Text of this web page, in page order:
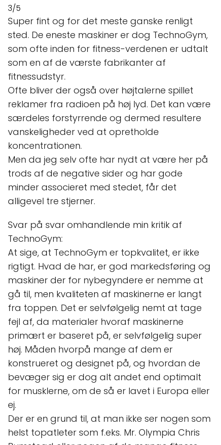
3/5
Super fint og for det meste ganske renligt
sted. De eneste maskiner er dog TechnoGym,
som ofte inden for fitness-verdenen er udtalt
som en af de værste fabrikanter af
fitnessudstyr.
Ofte bliver der også over højtalerne spillet
reklamer fra radioen på høj lyd. Det kan være
særdeles forstyrrende og dermed resultere
vanskeligheder ved at opretholde
koncentrationen.
Men da jeg selv ofte har nydt at være her på
trods af de negative sider og har gode
minder associeret med stedet, får det
alligevel tre stjerner.
Svar på svar omhandlende min kritik af
TechnoGym:
At sige, at TechnoGym er topkvalitet, er ikke
rigtigt. Hvad de har, er god markedsføring og
maskiner der for nybegyndere er nemme at
gå til, men kvaliteten af maskinerne er langt
fra toppen. Det er selvfølgelig nemt at tage
fejl af, da materialer hvoraf maskinerne
primært er baseret på, er selvfølgelig super
høj. Måden hvorpå mange af dem er
konstrueret og designet på, og hvordan de
bevæger sig er dog alt andet end optimalt
for musklerne, om de så er lavet i Europa eller
ej.
Der er en grund til, at man ikke ser nogen som
helst topatleter som f.eks. Mr. Olympia Chris